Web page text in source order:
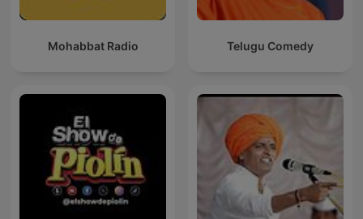
Mohabbat Radio Telugu Comedy